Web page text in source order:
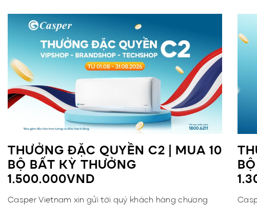
THƯỞNG ĐẶC QUYỀN C2 | MUA 10
BỘ BẤT KỲ THƯỞNG
1.500.000VND
Casper Vietnam xin gửi tới quý khách hàng chương